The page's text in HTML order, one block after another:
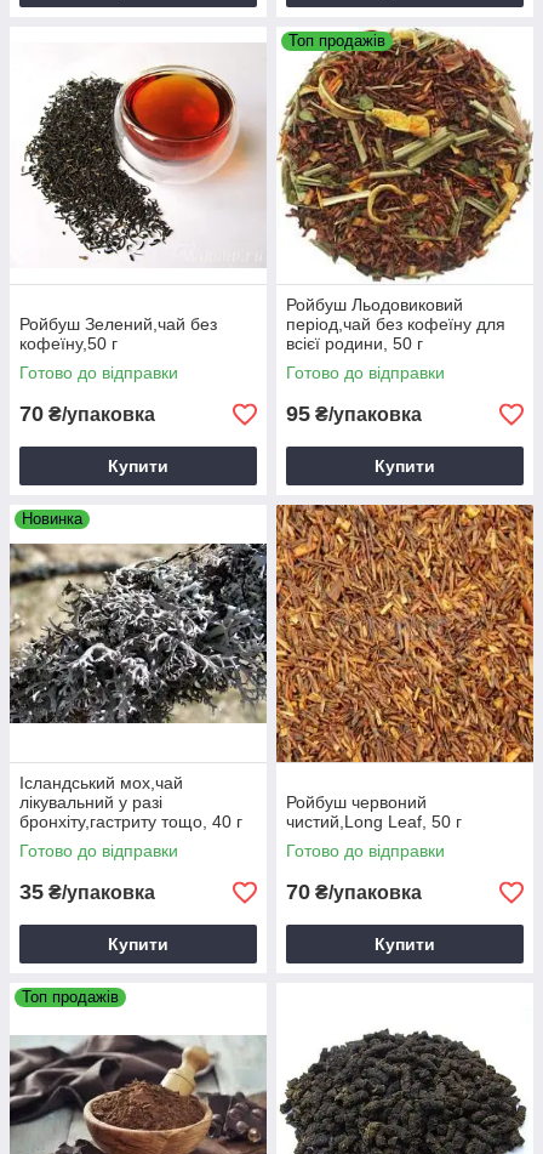
Ройбуш Зелений,чай без
кофеїну,50 г
Готово до відправки
70 ₴/упаковка
Купити
Топ продажів
Ройбуш Льодовиковий
період,чай без кофеїну для
всієї родини, 50 г
Готово до відправки
95 ₴/упаковка
Купити
Новинка
Ісландський мох,чай
лікувальний у разі
бронхіту,гастриту тощо, 40 г
Готово до відправки
35 ₴/упаковка
Купити
Ройбуш червоний
чистий,Long Leaf, 50 г
Готово до відправки
70 ₴/упаковка
Купити
Топ продажів